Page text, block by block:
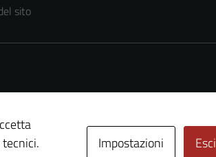
sito
Impostazioni Esci